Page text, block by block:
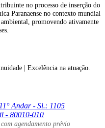
no processo de inserção do
Paranaense no contexto mundial
promovendo ativamente
| Excelência na atuação.
Andar - Sl.: 1105
- 80010-010
agendamento prévio